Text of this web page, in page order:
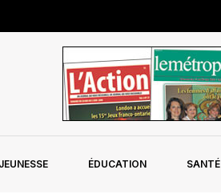
JEUNESSE ÉDUCATION SANTÉ